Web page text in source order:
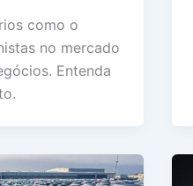
como o
no mercado
Entenda